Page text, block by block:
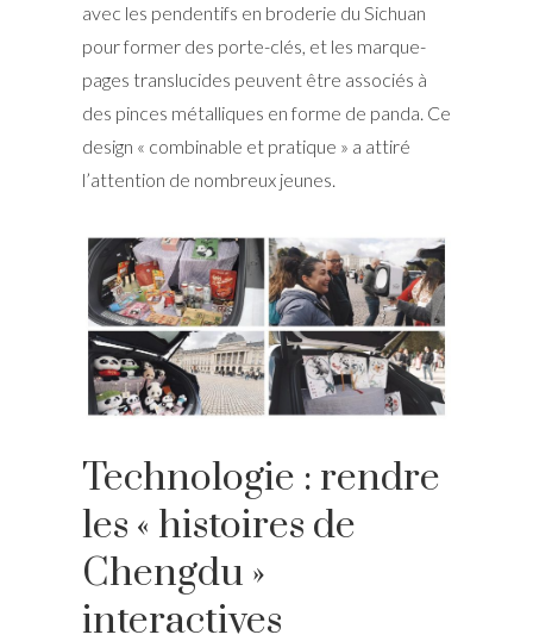
avec les pendentifs en broderie du Sichuan
pour former des porte-clés, et les marque-
pages translucides peuvent être associés à
des pinces métalliques en forme de panda. Ce
design « combinable et pratique » a attiré
l’attention de nombreux jeunes.
Technologie : rendre
les « histoires de
Chengdu »
interactives